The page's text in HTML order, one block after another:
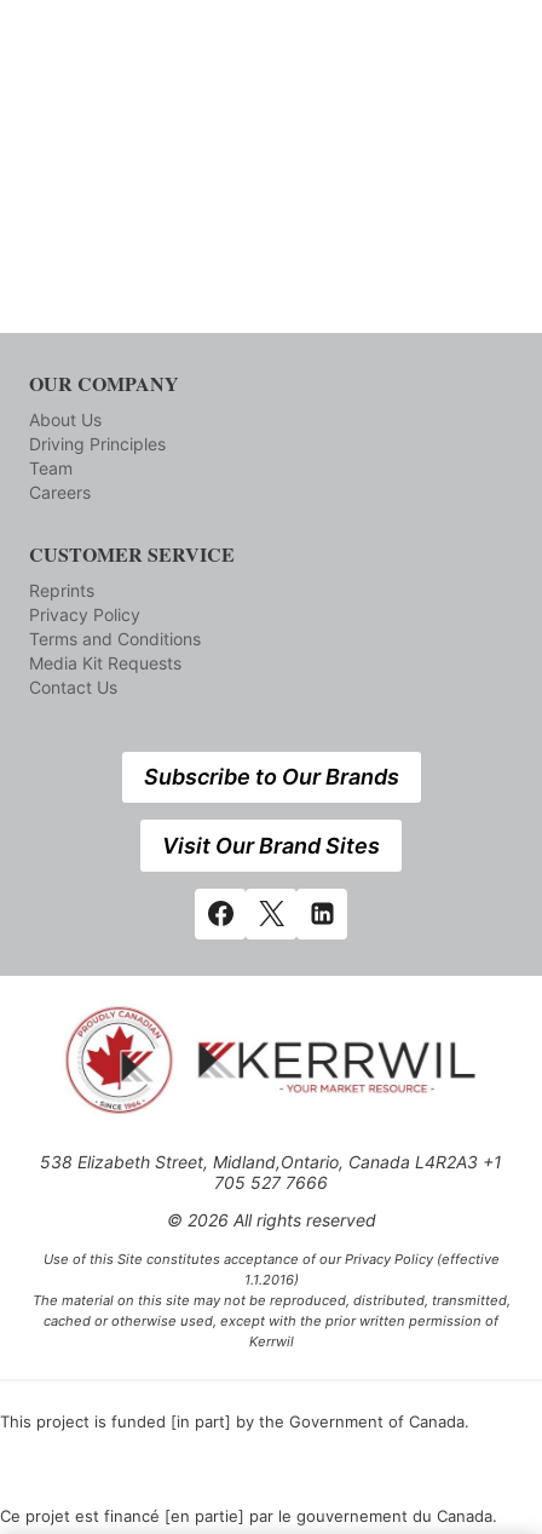
OUR COMPANY
About Us
Driving Principles
Team
Careers
CUSTOMER SERVICE
Reprints
Privacy Policy
Terms and Conditions
Media Kit Requests
Contact Us
Subscribe to Our Brands
Visit Our Brand Sites
538 Elizabeth Street, Midland,Ontario, Canada L4R2A3 +1
705 527 7666
© 2026 All rights reserved
Use of this Site constitutes acceptance of our Privacy Policy (effective
1.1.2016)
The material on this site may not be reproduced, distributed, transmitted,
cached or otherwise used, except with the prior written permission of
Kerrwil
This project is funded [in part] by the Government of Canada.
Ce projet est financé [en partie] par le gouvernement du Canada.